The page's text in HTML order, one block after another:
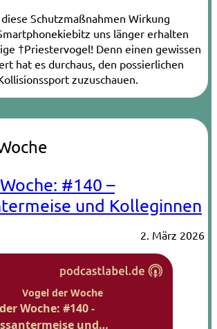
Schutzmaßnahmen Wirkung
uns länger erhalten
†Priestervogel! Denn einen gewissen
hat es durchaus, den possierlichen
zuzuschauen.
#140 –
und Kolleginnen
2. März 2026